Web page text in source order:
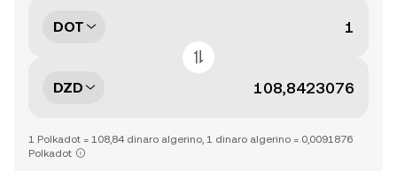
DOT
DZD
1 Polkadot = 108,84 dinaro algerino, 1 dinaro algerino = 0,0091876
Polkadot